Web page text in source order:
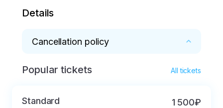
Details
Cancellation policy
* If the booking is cancelled less than a day in
Popular tickets All tickets
Standard 1 500₽